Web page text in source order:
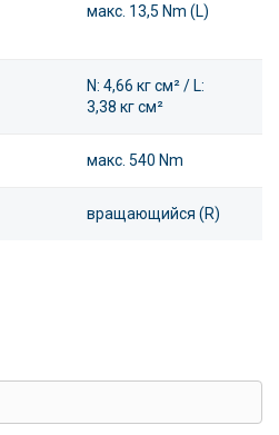
макс. 13,5 Nm (L)
N: 4,66 кг см² / L:
3,38 кг см²
макс. 540 Nm
вращающийся (R)